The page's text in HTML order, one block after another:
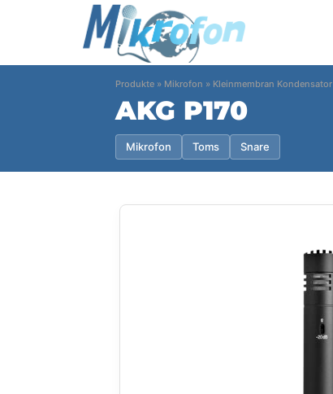
Produkte » Mikrofon » Kleinmembran Kondensator
AKG P170
Mikrofon Toms Snare